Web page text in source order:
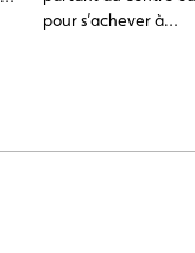
pour s’achever à